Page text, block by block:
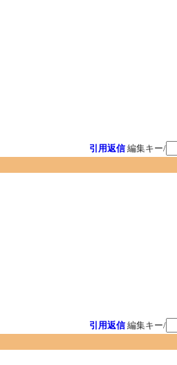
引用返信 編集キー/
引用返信 編集キー/